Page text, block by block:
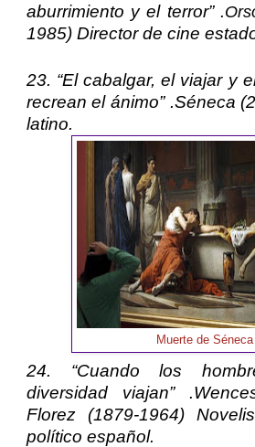
aburrimiento y el terror” .
1985) Director de cine
23. “El cabalgar, el viajar y
recrean el ánimo” .Séneca
latino.
Muerte de Séneca
24. “Cuando los
diversidad viajan” .
Florez(1879-1964)
político español.